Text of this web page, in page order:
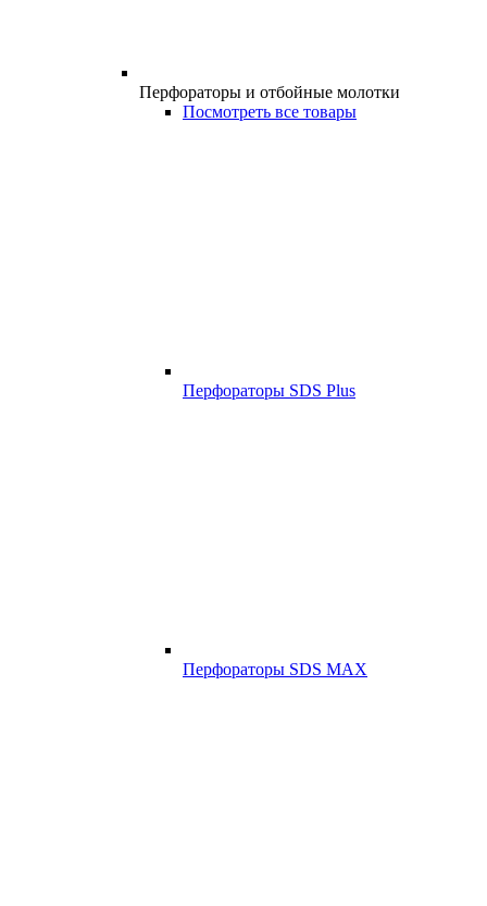
Перфораторы и отбойные молотки
Посмотреть все товары
Перфораторы SDS Plus
Перфораторы SDS MAX